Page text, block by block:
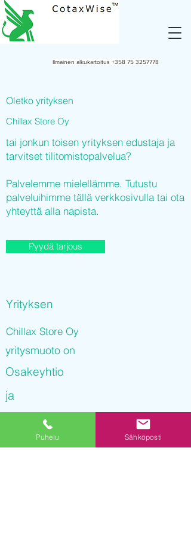
Ilmainen alkukartoitus +358 75 3257778
Oletko yrityksen
Chillax Store Oy
tai jonkun toisen yrityksen edustaja ja
tarvitset tilitomistopalvelua?
Palvelemme mielellämme. Tutustu
palveluihimme tällä verkkosivulla tai ota
yhteyttä alla napista.
Pyydä tarjous
Yrityksen
Chillax Store Oy
yritysmuoto on
Osakeyhtio
ja
Chillax Store Oy
on rekisteröity kaupparekisteriin
Puhelu Sähköposti